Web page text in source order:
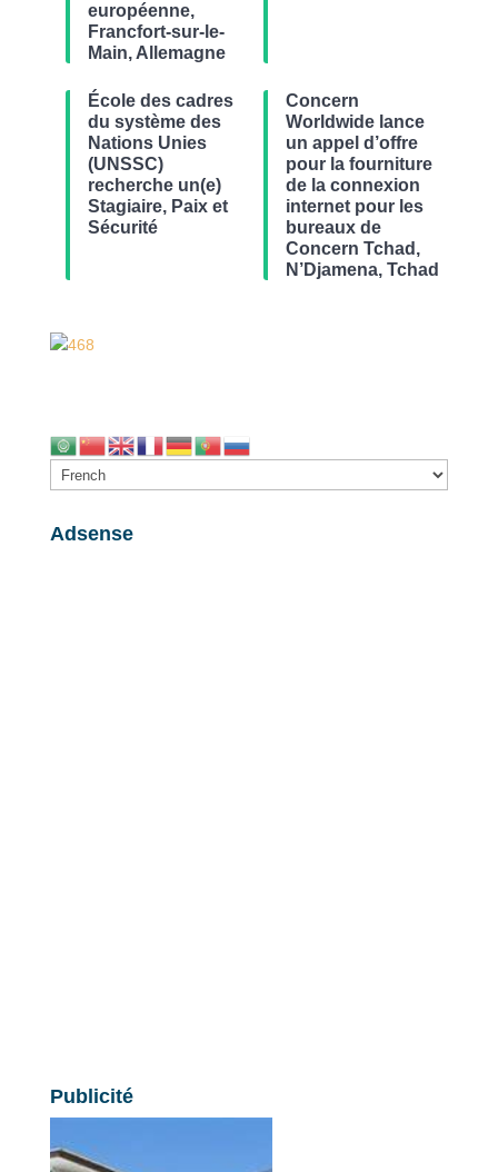
européenne,
Francfort-sur-le-
Main, Allemagne
École des cadres
du système des
Nations Unies
(UNSSC)
recherche un(e)
Stagiaire, Paix et
Sécurité
Concern
Worldwide lance
un appel d’offre
pour la fourniture
de la connexion
internet pour les
bureaux de
Concern Tchad,
N’Djamena, Tchad
Adsense
Publicité